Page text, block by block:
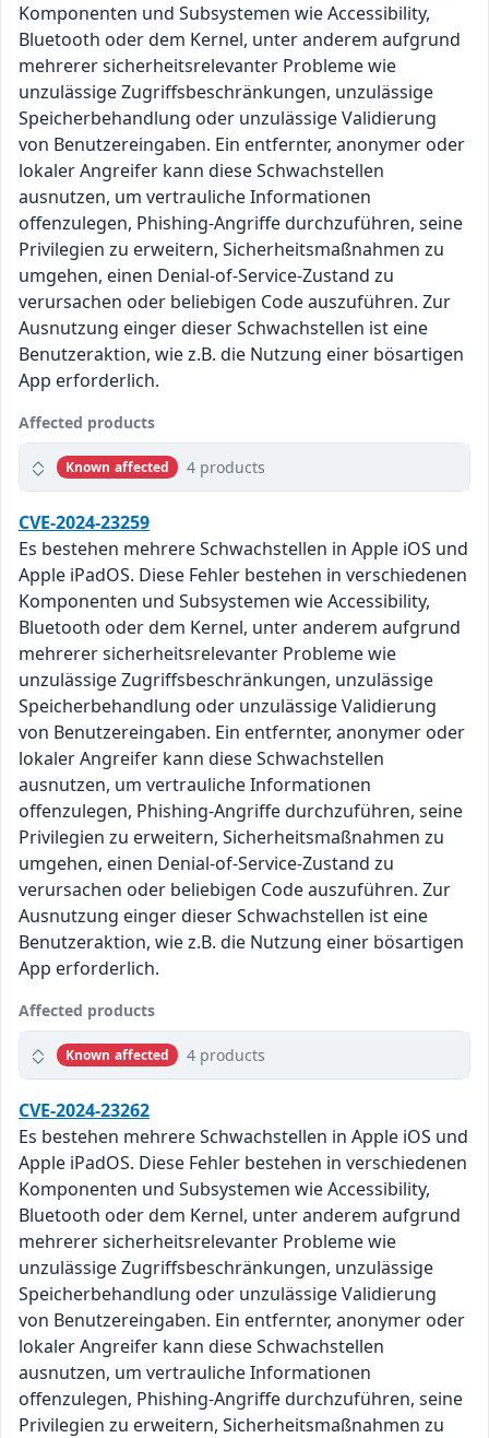
Komponenten und Subsystemen wie Accessibility,
Bluetooth oder dem Kernel, unter anderem aufgrund
mehrerer sicherheitsrelevanter Probleme wie
unzulässige Zugriffsbeschränkungen, unzulässige
Speicherbehandlung oder unzulässige Validierung
von Benutzereingaben. Ein entfernter, anonymer oder
lokaler Angreifer kann diese Schwachstellen
ausnutzen, um vertrauliche Informationen
offenzulegen, Phishing-Angriffe durchzuführen, seine
Privilegien zu erweitern, Sicherheitsmaßnahmen zu
umgehen, einen Denial-of-Service-Zustand zu
verursachen oder beliebigen Code auszuführen. Zur
Ausnutzung einger dieser Schwachstellen ist eine
Benutzeraktion, wie z.B. die Nutzung einer bösartigen
App erforderlich.
Affected products
Known affected 4 products
CVE-2024-23259
Es bestehen mehrere Schwachstellen in Apple iOS und
Apple iPadOS. Diese Fehler bestehen in verschiedenen
Komponenten und Subsystemen wie Accessibility,
Bluetooth oder dem Kernel, unter anderem aufgrund
mehrerer sicherheitsrelevanter Probleme wie
unzulässige Zugriffsbeschränkungen, unzulässige
Speicherbehandlung oder unzulässige Validierung
von Benutzereingaben. Ein entfernter, anonymer oder
lokaler Angreifer kann diese Schwachstellen
ausnutzen, um vertrauliche Informationen
offenzulegen, Phishing-Angriffe durchzuführen, seine
Privilegien zu erweitern, Sicherheitsmaßnahmen zu
umgehen, einen Denial-of-Service-Zustand zu
verursachen oder beliebigen Code auszuführen. Zur
Ausnutzung einger dieser Schwachstellen ist eine
Benutzeraktion, wie z.B. die Nutzung einer bösartigen
App erforderlich.
Affected products
Known affected 4 products
CVE-2024-23262
Es bestehen mehrere Schwachstellen in Apple iOS und
Apple iPadOS. Diese Fehler bestehen in verschiedenen
Komponenten und Subsystemen wie Accessibility,
Bluetooth oder dem Kernel, unter anderem aufgrund
mehrerer sicherheitsrelevanter Probleme wie
unzulässige Zugriffsbeschränkungen, unzulässige
Speicherbehandlung oder unzulässige Validierung
von Benutzereingaben. Ein entfernter, anonymer oder
lokaler Angreifer kann diese Schwachstellen
ausnutzen, um vertrauliche Informationen
offenzulegen, Phishing-Angriffe durchzuführen, seine
Privilegien zu erweitern, Sicherheitsmaßnahmen zu